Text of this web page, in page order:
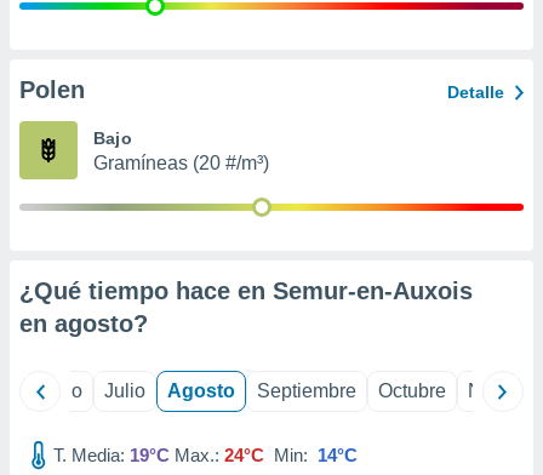
publicidad
de
Polen Detalle
Bajo
Gramíneas (20 #/m³)
¿Qué tiempo hace en Semur-en-Auxois
en agosto?
Junio Julio Agosto Septiembre Octubre
T. Media: 19°C Max.: 24°C Min: 14°C